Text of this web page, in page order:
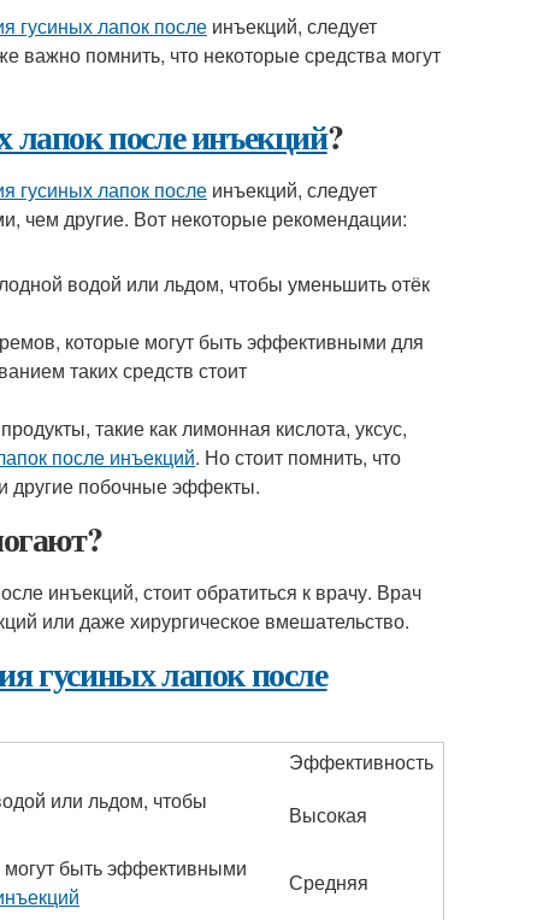
гусиных лапок после инъекций, следует
важно помнить, что некоторые средства могут
лапок после инъекций?
гусиных лапок после инъекций, следует
чем другие. Вот некоторые рекомендации:
водой или льдом, чтобы уменьшить отёк
которые могут быть эффективными для
таких средств стоит
такие как лимонная кислота, уксус,
после инъекций. Но стоит помнить, что
другие побочные эффекты.
инъекций, стоит обратиться к врачу. Врач
или даже хирургическое вмешательство.
гусиных лапок после
Эффективность
или льдом, чтобы
Высокая
быть эффективными
Средняя